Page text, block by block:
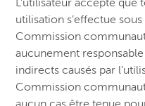
L’utilisateur accepte que
utilisation s’effectue
Commission
aucunement
indirects causés par
Commission